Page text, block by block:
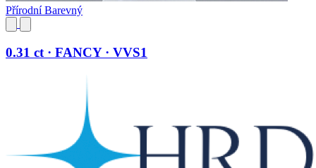
Přírodní Barevný
0.31 ct · FANCY · VVS1